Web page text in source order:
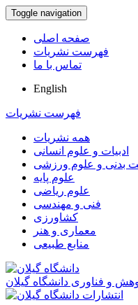
Toggle navigation
صفحه اصلی
فهرست نشریات
تماس با ما
English
فهرست نشریات
همه نشریات
ادبیات و علوم انسانی
بدنی و علوم ورزشی
علوم پایه
علوم ریاضی
فنی و مهندسی
کشاورزی
معماری و هنر
منابع طبیعی
و فناوری دانشگاه گیلان